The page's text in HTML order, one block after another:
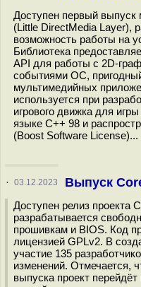
Доступен первый выпуск
(Little DirectMedia Layer),
возможность работы на
Библиотека
API для работы с 2D-
событиями ОС,
мультимедийных
используется при
игрового движка для
языке С++ 98 и
(Boost Software License)...
· 03.12.2023 Выпуск
Доступен релиз проекта
разрабатывается
прошивкам и BIOS. Код
лицензией GPLv2. В
участие 135
изменений. Отмечается,
выпуска проект